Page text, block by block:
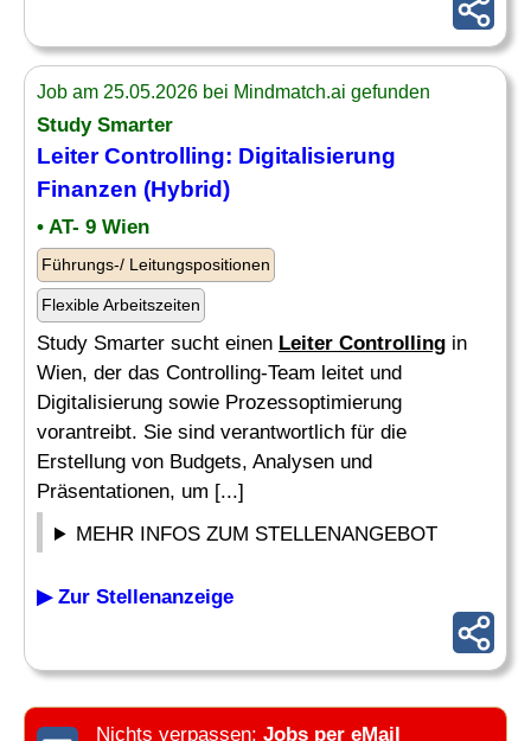
Job am 25.05.2026 bei Mindmatch.ai gefunden
Study Smarter
Leiter Controlling: Digitalisierung
Finanzen (Hybrid)
• AT- 9 Wien
Führungs-/ Leitungspositionen
Flexible Arbeitszeiten
Study Smarter sucht einen Leiter Controlling in
Wien, der das Controlling-Team leitet und
Digitalisierung sowie Prozessoptimierung
vorantreibt. Sie sind verantwortlich für die
Erstellung von Budgets, Analysen und
Präsentationen, um [...]
MEHR INFOS ZUM STELLENANGEBOT
▶ Zur Stellenanzeige
Nichts verpassen: Jobs per eMail